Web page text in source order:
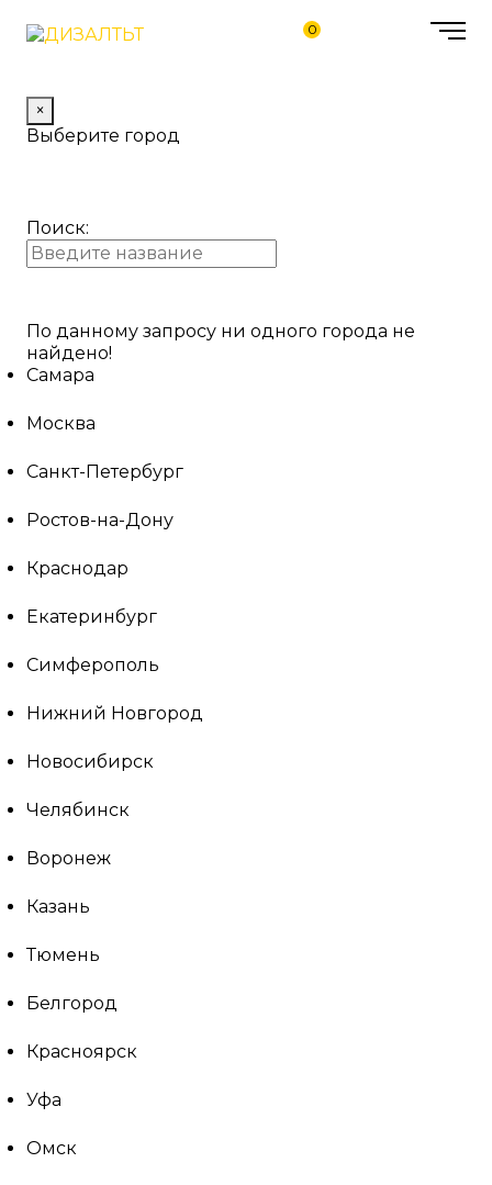
0
×
Выберите город
Поиск:
По данному запросу ни одного города не
найдено!
Самара
Москва
Санкт-Петербург
Ростов-на-Дону
Краснодар
Екатеринбург
Симферополь
Нижний Новгород
Новосибирск
Челябинск
Воронеж
Казань
Тюмень
Белгород
Красноярск
Уфа
Омск